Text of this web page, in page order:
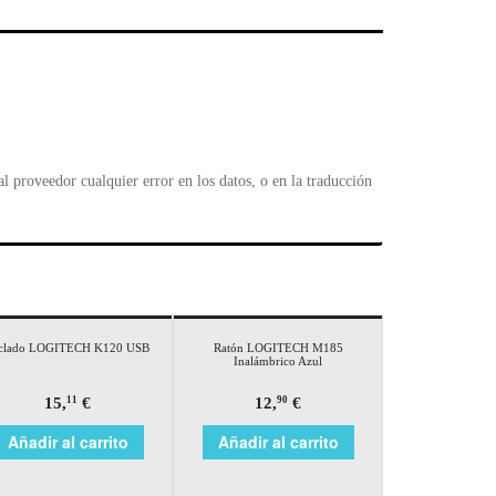
proveedor cualquier error en los datos, o en la traducción
LOGITECH K120 USB
15,11 €
Añadir al carrito
Ratón LOGITECH M185
Inalámbrico Azul
12,90 €
Añadir al carrito